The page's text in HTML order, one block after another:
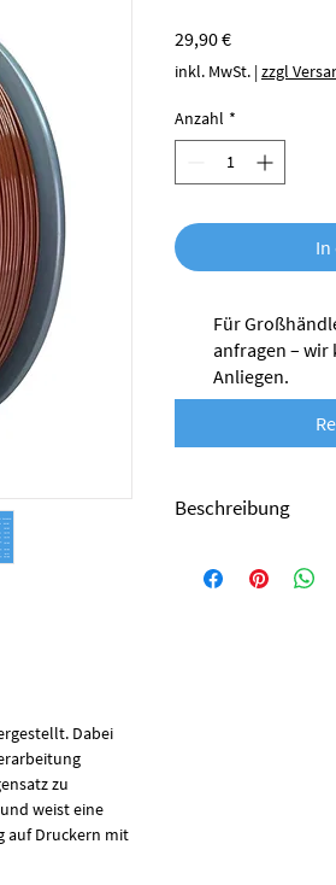
Dabei
zu
weist eine
auf Druckern mit
29,90 €Preis
inkl. MwSt. |zzgl
Anzahl *
In
Für
anfragen –
Anliegen.
Beschreibung
Kunststoffen